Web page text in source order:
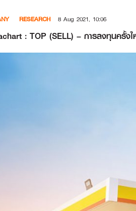
RESEARCH 8 Aug 2021, 10:06
: TOP (SELL) – การลงทุนครั้